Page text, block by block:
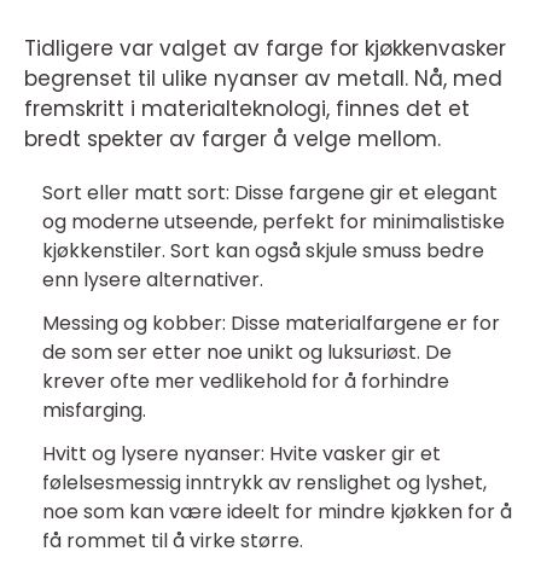
Tidligere var valget av farge for kjøkkenvasker
begrenset til ulike nyanser av metall. Nå, med
fremskritt i materialteknologi, finnes det et
bredt spekter av farger å velge mellom.
Sort eller matt sort: Disse fargene gir et elegant
og moderne utseende, perfekt for minimalistiske
kjøkkenstiler. Sort kan også skjule smuss bedre
enn lysere alternativer.
Messing og kobber: Disse materialfargene er for
de som ser etter noe unikt og luksuriøst. De
krever ofte mer vedlikehold for å forhindre
misfarging.
Hvitt og lysere nyanser: Hvite vasker gir et
følelsesmessig inntrykk av renslighet og lyshet,
noe som kan være ideelt for mindre kjøkken for å
få rommet til å virke større.